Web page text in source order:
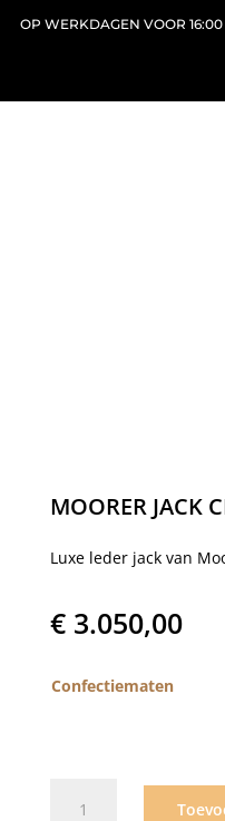
OP WERKDAGEN VOOR
MOORER JACK
Luxe leder jack van
€3.050,00
Confectiematen